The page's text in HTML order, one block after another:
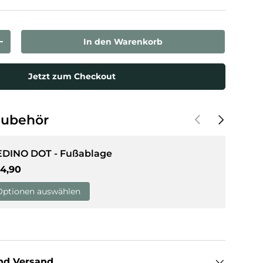
erhöhen In den Warenkorb
Jetzt zum Checkout
VorherigeNächste
DOT - Fußablage
Preis
auswählen